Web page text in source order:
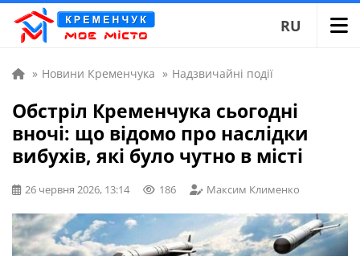
RU
» Новини Кременчука » Надзвичайні події
Обстріл Кременчука сьогодні
вночі: що відомо про наслідки
вибухів, які було чутно в місті
26 червня 2026, 13:14 186 Максим Клименко